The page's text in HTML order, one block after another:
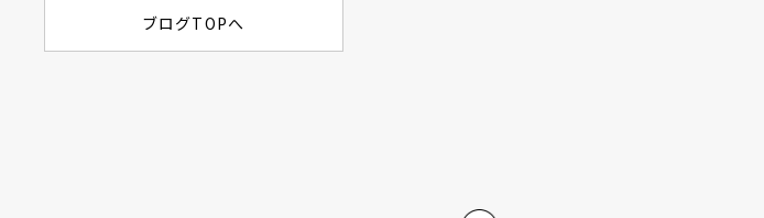
ブログTOPへ